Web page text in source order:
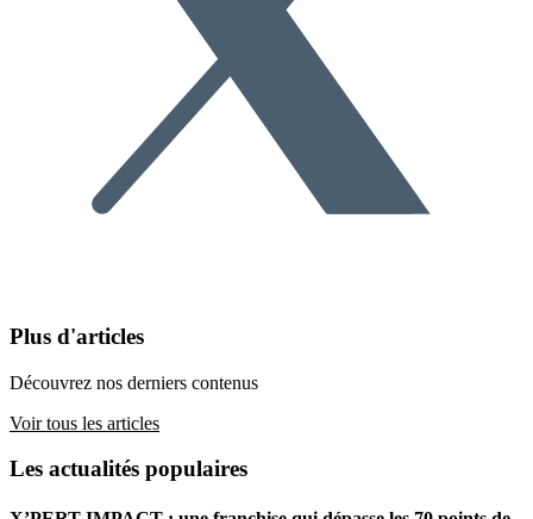
Plus d'articles
Découvrez nos derniers contenus
Voir tous les articles
Les actualités populaires